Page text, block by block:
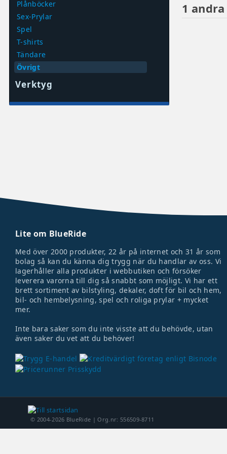
Plånböcker
Sex-Prylar
Spel
T-shirts
Tändare
Övrigt
Verktyg
1
Lite om BlueRide
Med över 2000 produkter, 22 år på internet och 31 år som
bolag så kan du känna dig trygg när du handlar av oss. Vi
lagerhåller alla produkter i webbutiken och försöker
leverera varorna till dig så snabbt som möjligt. Vi har ett
brett sortiment av bilstyling, dekaler, doft för bil och hem,
bil- och hembelysning, spel och roliga prylar + mycket
mer.
Inte bara saker som du inte visste att du behövde, utan
även saker du vet att du behöver!
© 2004-2026 BlueRide | Org.nr: 556509-8711